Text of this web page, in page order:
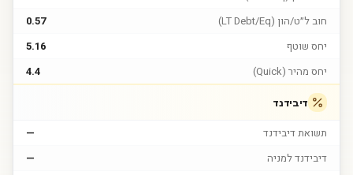
חוב ל״ט/הון (LT Debt/Eq)
0.57
יחס שוטף
5.16
יחס מהיר (Quick)
4.4
דיבידנד
תשואת דיבידנד
—
דיבידנד למניה
—